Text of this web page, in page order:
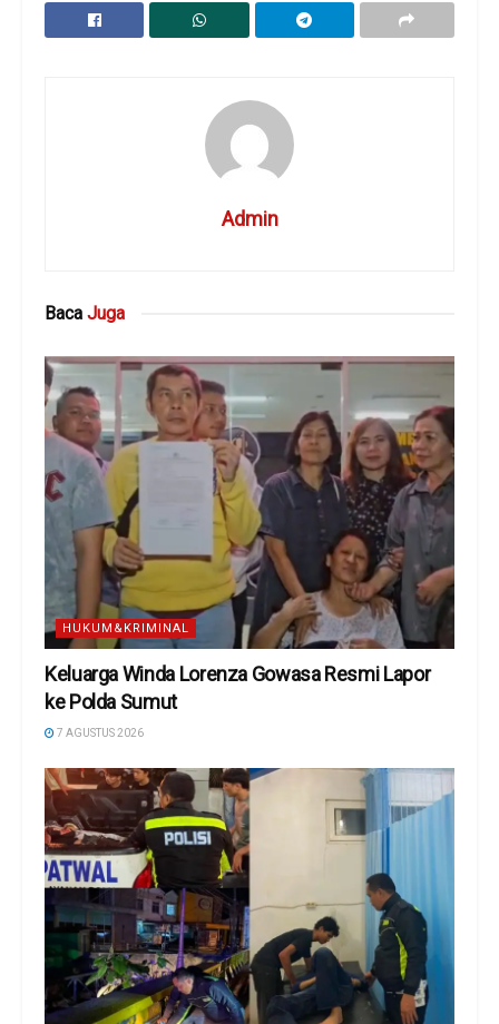
Admin
Baca Juga
HUKUM&KRIMINAL
Keluarga Winda Lorenza Gowasa Resmi Lapor
ke Polda Sumut
7 AGUSTUS 2026